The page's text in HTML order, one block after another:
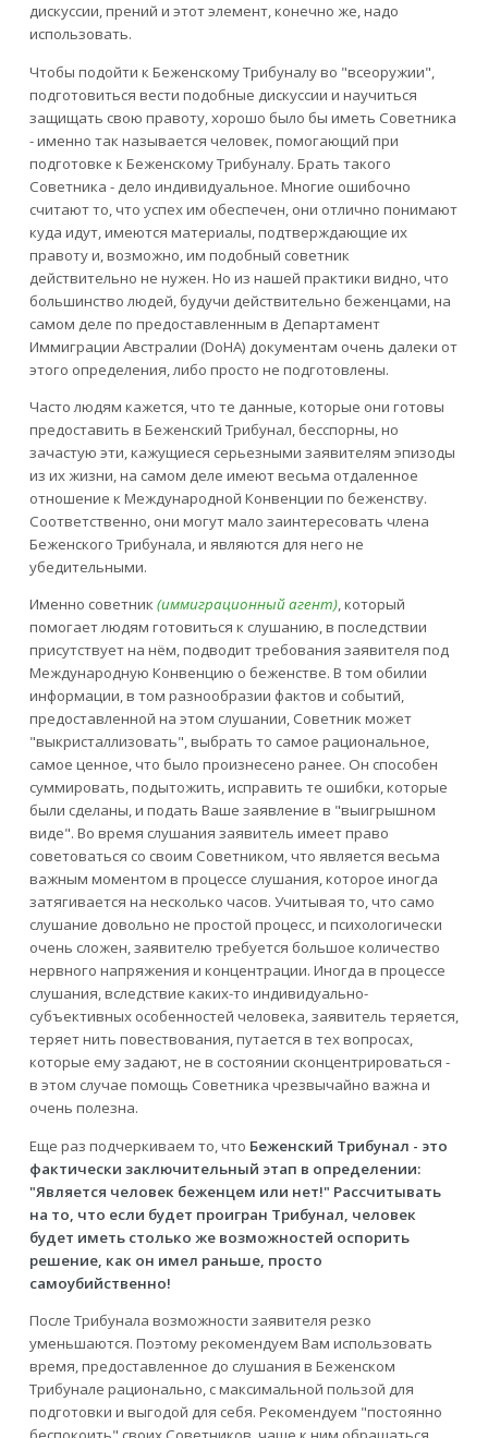
дискуссии, прений и этот элемент, конечно же, надо
использовать.
Чтобы подойти к Беженскому Трибуналу во "всеоружии",
подготовиться вести подобные дискуссии и научиться
защищать свою правоту, хорошо было бы иметь Советника
- именно так называется человек, помогающий при
подготовке к Беженскому Трибуналу. Брать такого
Советника - дело индивидуальное. Многие ошибочно
считают то, что успех им обеспечен, они отлично понимают
куда идут, имеются материалы, подтверждающие их
правоту и, возможно, им подобный советник
действительно не нужен. Но из нашей практики видно, что
большинство людей, будучи действительно беженцами, на
самом деле по предоставленным в Департамент
Иммиграции Австралии (DoHA) документам очень далеки от
этого определения, либо просто не подготовлены.
Часто людям кажется, что те данные, которые они готовы
предоставить в Беженский Трибунал, бесспорны, но
зачастую эти, кажущиеся серьезными заявителям эпизоды
из их жизни, на самом деле имеют весьма отдаленное
отношение к Международной Конвенции по беженству.
Соответственно, они могут мало заинтересовать члена
Беженского Трибунала, и являются для него не
убедительными.
Именно советник (иммиграционный агент), который
помогает людям готовиться к слушанию, в последствии
присутствует на нём, подводит требования заявителя под
Международную Конвенцию о беженстве. В том обилии
информации, в том разнообразии фактов и событий,
предоставленной на этом слушании, Советник может
"выкристаллизовать", выбрать то самое рациональное,
самое ценное, что было произнесено ранее. Он способен
суммировать, подытожить, исправить те ошибки, которые
были сделаны, и подать Ваше заявление в "выигрышном
виде". Во время слушания заявитель имеет право
советоваться со своим Советником, что является весьма
важным моментом в процессе слушания, которое иногда
затягивается на несколько часов. Учитывая то, что само
слушание довольно не простой процесс, и психологически
очень сложен, заявителю требуется большое количество
нервного напряжения и концентрации. Иногда в процессе
слушания, вследствие каких-то индивидуально-
субъективных особенностей человека, заявитель теряется,
теряет нить повествования, путается в тех вопросах,
которые ему задают, не в состоянии сконцентрироваться -
в этом случае помощь Советника чрезвычайно важна и
очень полезна.
Еще раз подчеркиваем то, что Беженский Трибунал - это
фактически заключительный этап в определении:
"Является человек беженцем или нет!" Рассчитывать
на то, что если будет проигран Трибунал, человек
будет иметь столько же возможностей оспорить
решение, как он имел раньше, просто
самоубийственно!
После Трибунала возможности заявителя резко
уменьшаются. Поэтому рекомендуем Вам использовать
время, предоставленное до слушания в Беженском
Трибунале рационально, с максимальной пользой для
подготовки и выгодой для себя. Рекомендуем "постоянно